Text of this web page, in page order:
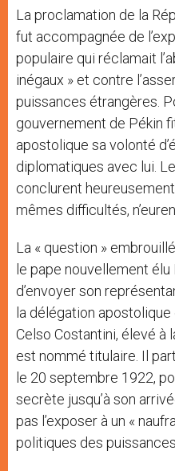
La proclamation de la
fut accompagnée de
populaire qui réclamait
inégaux » et contre
puissances étrangères.
gouvernement de Pékin
apostolique sa volonté
diplomatiques avec lui.
conclurent
mêmes difficultés,
La « question »
le pape nouvellement
d’envoyer son
la délégation
Celso Costantini, élevé à
est nommé titulaire. Il
le 20 septembre 1922,
secrète jusqu’à son
pas l’exposer à un «
politiques des